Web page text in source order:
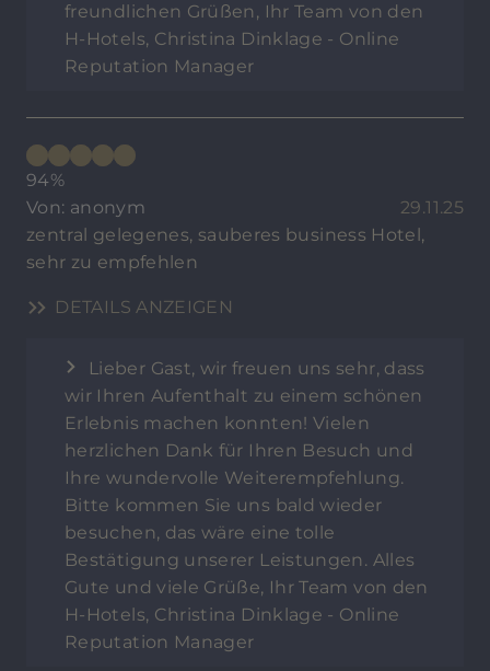
freundlichen Grüßen, Ihr Team von den
H-Hotels, Christina Dinklage - Online
Reputation Manager
94%
Von: anonym
29.11.25
zentral gelegenes, sauberes business Hotel,
sehr zu empfehlen
DETAILS ANZEIGEN
Lieber Gast, wir freuen uns sehr, dass
wir Ihren Aufenthalt zu einem schönen
Erlebnis machen konnten! Vielen
herzlichen Dank für Ihren Besuch und
Ihre wundervolle Weiterempfehlung.
Bitte kommen Sie uns bald wieder
besuchen, das wäre eine tolle
Bestätigung unserer Leistungen. Alles
Gute und viele Grüße, Ihr Team von den
H-Hotels, Christina Dinklage - Online
Reputation Manager